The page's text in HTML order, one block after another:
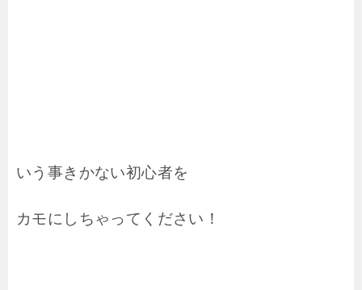
いう事きかない初心者を
カモにしちゃってください！